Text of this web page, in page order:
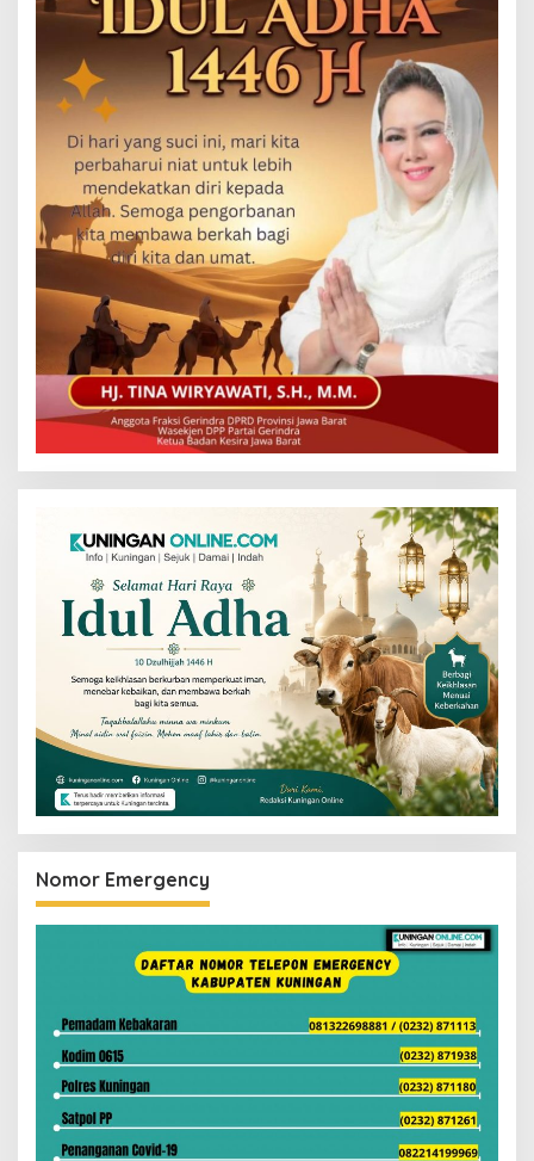
Nomor Emergency